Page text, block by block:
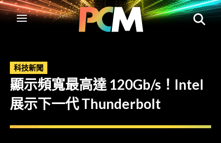
科技新聞
顯示頻寬最高達 120Gb/s！Intel
展示下一代 Thunderbolt